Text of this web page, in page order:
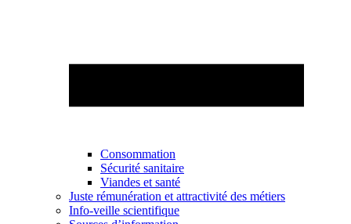
Consommation
Sécurité sanitaire
Viandes et santé
Juste rémunération et attractivité des métiers
Info-veille scientifique